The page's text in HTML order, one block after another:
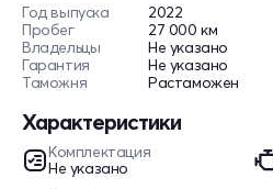
Год выпуска
2022
Пробег
27 000 км
Владельцы
Не указано
Гарантия
Не указано
Таможня
Растаможен
Характеристики
Комплектация
Не указано